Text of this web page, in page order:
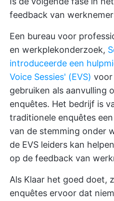
feedback van
Een bureau voor
en werkplekonderzoek,
introduceerde een
Voice Sessies' (EVS) voor
gebruiken als aanvulling
enquêtes. Het bedrijf is
traditionele enquêtes
van de stemming onder
de EVS leiders kan
op de feedback van
Als Klaar het goed doet,
enquêtes ervoor dat